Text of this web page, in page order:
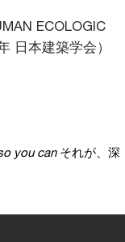
ECOLOGIC
日本建築学会）
you can それが、深